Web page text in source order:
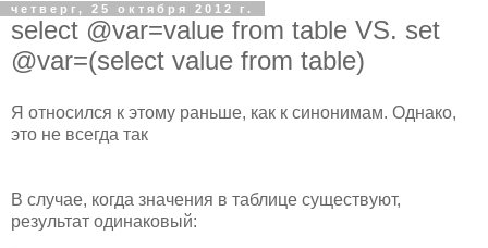
четверг, 25 октября 2012 г.
select @var=value from table VS. set
@var=(select value from table)
Я относился к этому раньше, как к синонимам. Однако,
это не всегда так
В случае, когда значения в таблице существуют,
результат одинаковый: